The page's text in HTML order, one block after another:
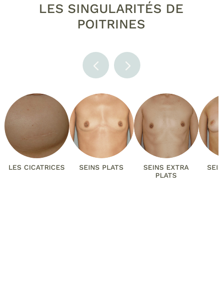
LES SINGULARITÉS DE
POITRINES
LES CICATRICES SEINS PLATS
SEINS EXTRA
PLATS